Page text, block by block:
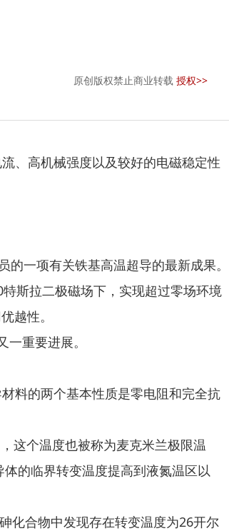
原创版权禁止商业转载 授权>>
、高机械强度以及较好的电磁稳定性
一项有关铁基高温超导的最新成果。
斯拉二极磁场下，实现超过零场环境
越性。
重要进展。
料的两个基本性质是零电阻和完全抗
个温度也被称为麦克米兰极限温
的临界转变温度提高到液氮温区以
化合物中发现存在转变温度为26开尔